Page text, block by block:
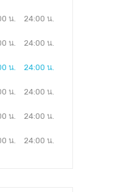
น. 24:00 น.
น. 24:00 น.
น. 24:00 น.
น. 24:00 น.
น. 24:00 น.
น. 24:00 น.